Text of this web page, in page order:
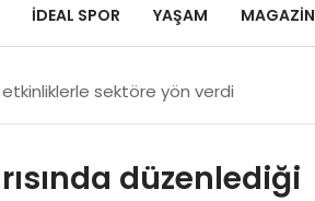
İDEAL SPOR YAŞAM MAGAZIN
etkinliklerle sektöre yön verdi
düzenlediği